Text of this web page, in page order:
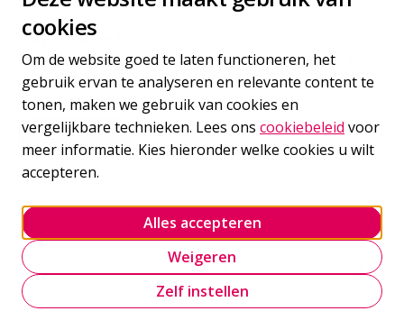
cookies
Om de website goed te laten functioneren, het
gebruik ervan te analyseren en relevante content te
tonen, maken we gebruik van cookies en
vergelijkbare technieken. Lees ons cookiebeleid voor
meer informatie. Kies hieronder welke cookies u wilt
accepteren.
Alles accepteren
Weigeren
Zelf instellen
Stay connected
Meld je aan voor sporadische updates van onze experts op
het gebied van internationale mobiliteit
Inschrijven
voor onze nieuwsbrief
Volg ons Goudappel LinkedIn
Goudappel BlueSky
Goudappel YouTube
Cookie policy
Onze leveringsvoorwaarden
Privacy statement
Cookie-instellingen beheren